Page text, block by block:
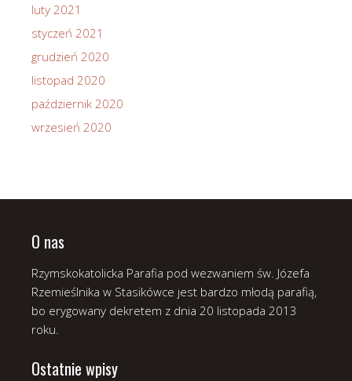
luty 2021
styczeń 2021
grudzień 2020
listopad 2020
październik 2020
wrzesień 2020
O nas
Rzymskokatolicka Parafia pod wezwaniem św. Józefa
Rzemieślnika w Stasikówce jest bardzo młodą parafią,
bo erygowany dekretem z dnia 20 listopada 2013
roku.
Ostatnie wpisy